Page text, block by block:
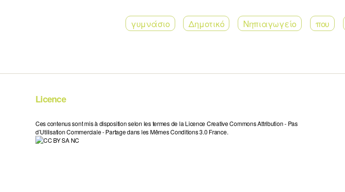
γυμνάσιο Δημοτικό Νηπιαγωγείο που
Licence
Ces contenus sont mis à disposition selon les termes de la Licence Creative Commons Attribution - Pas
d’Utilisation Commerciale - Partage dans les Mêmes Conditions 3.0 France.